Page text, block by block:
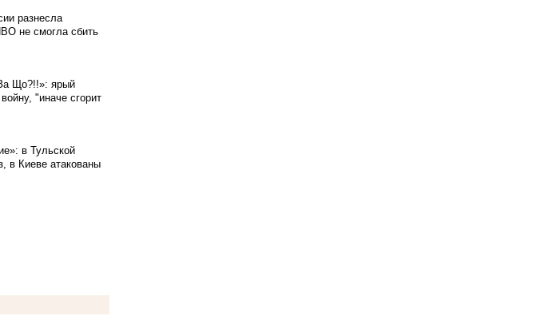
разнесла
не смогла сбить
Що?!!»: ярый
"иначе сгорит
в Тульской
в Киеве атакованы